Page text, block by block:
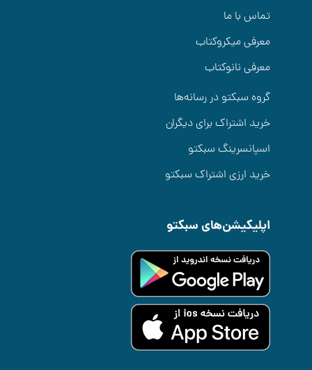
تماس با ما
معرفی میکروکتاب
معرفی نانوکتاب
گروه سبکتو در رسانه‌ها
خرید اشتراک برای دیگران
اسپانسرینگ سبکتو
خرید ارزی اشتراک سبکتو
اپلیکیشن‌های سبکتو